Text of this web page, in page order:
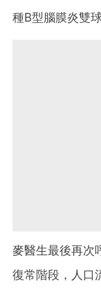
種B型腦膜炎雙
麥醫生最後再次
復常階段，人口